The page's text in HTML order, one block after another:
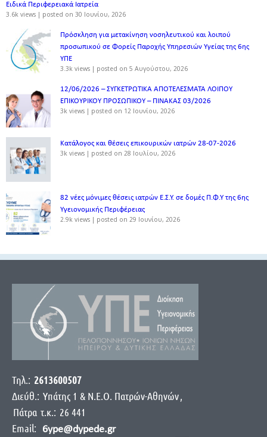
Ειδικά Περιφερειακά Ιατρεία
3.6k views | posted on 30 Ιουνίου, 2026
Πρόσκληση για μετακίνηση νοσηλευτικού και λοιπού
προσωπικού σε Φορείς Παροχής Υπηρεσιών Υγείας της 6ης
ΥΠΕ
3.3k views | posted on 5 Αυγούστου, 2026
12/06/2026 – ΣΥΓΚΕΤΡΩΤΙΚΑ ΑΠΟΤΕΛΕΣΜΑΤΑ ΛΟΙΠΟΥ
ΕΠΙΚΟΥΡΙΚΟΥ ΠΡΟΣΩΠΙΚΟΥ – ΠΙΝΑΚΑΣ 03/2026
3k views | posted on 12 Ιουνίου, 2026
Κατάλογος και θέσεις επικουρικών ιατρών 28-07-2026
3k views | posted on 28 Ιουλίου, 2026
82 νέες μόνιμες θέσεις ιατρών Ε.Σ.Υ. σε δομές Π.Φ.Υ της 6ης
Υγειονομικής Περιφέρειας
2.9k views | posted on 29 Ιουνίου, 2026
Τηλ.: 2613600507
Διεύθ.: Yπάτης 1 & Ν.Ε.Ο. Πατρών-Αθηνών,
Πάτρα τ.κ.: 26 441
Email:
6ype@dypede.gr